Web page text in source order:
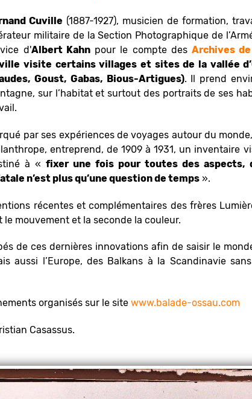
Cuville (1887-1927), musicien de formation,
militaire de la Section Photographique de
d'Albert Kahnpour le compte desArchives
visite certains villages et sites de la vallée
Goust, Gabas, Bious-Artigues). Il prend
sur l’habitat et surtout des portraits de ses
par ses expériences de voyages autour du monde,
entreprend, de 1909 à 1931, un inventaire
à «fixer une fois pour toutes des aspects,
n’est plus qu’une question de temps ».
récentes et complémentaires des frères
le mouvement et la seconde la couleur.
de ces dernières innovations afin de saisir le
aussi l’Europe, des Balkans à la Scandinavie
organisés sur le sitewww.balade-ossau.com
Casassus.